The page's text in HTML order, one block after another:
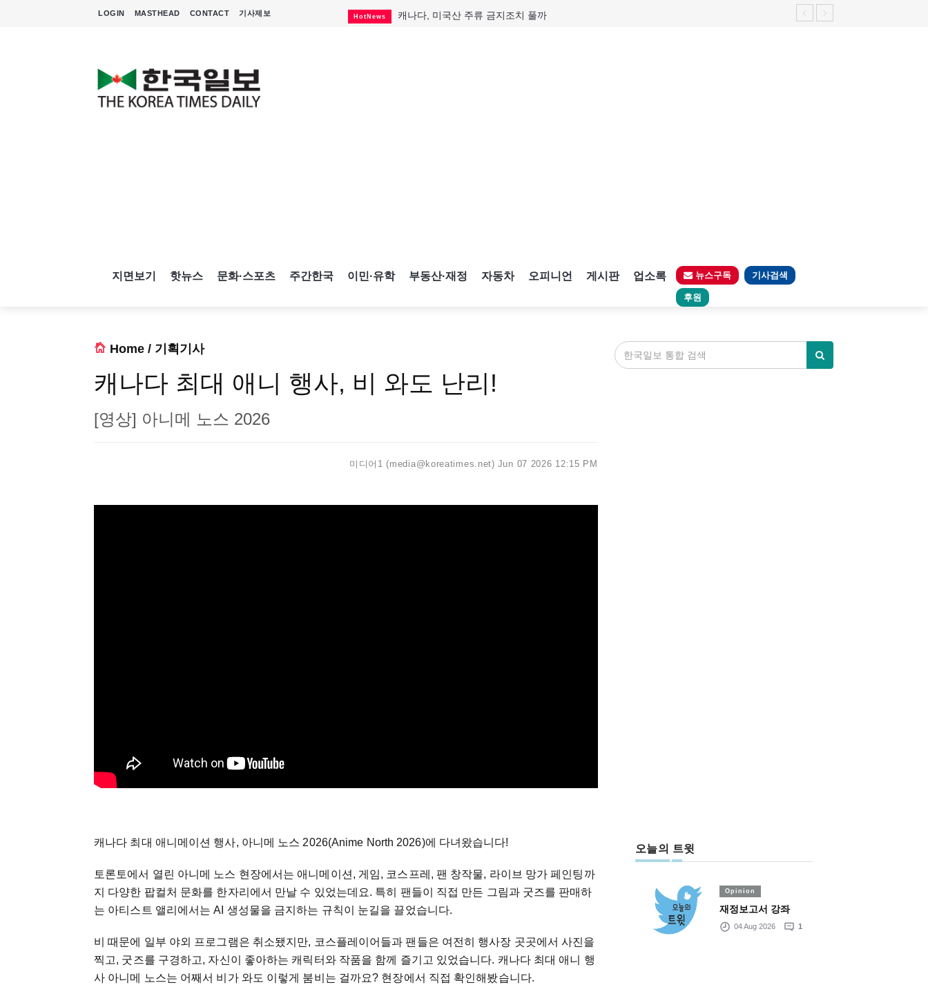
LOGIN MASTHEAD CONTACT 기사제보 HotNews 캐나다, 미국산 주류 금지조치 풀까
지면보기 핫뉴스 문화·스포츠 주간한국 이민·유학 부동산·재정 자동차 오피니언 게시판 업소록 뉴스구독 기사검색
후원
Home / 기획기사
캐나다 최대 애니 행사, 비 와도 난리!
[영상] 아니메 노스 2026
미디어1 (media@koreatimes.net) Jun 07 2026 12:15 PM
캐나다 최대 애니메이션 행사, 아니메 노스 2026(Anime North 2026)에 다녀왔습니다!
토론토에서 열린 아니메 노스 현장에서는 애니메이션, 게임, 코스프레, 팬 창작물, 라이브 망가 페인팅까
지 다양한 팝컬처 문화를 한자리에서 만날 수 있었는데요. 특히 팬들이 직접 만든 그림과 굿즈를 판매하
는 아티스트 앨리에서는 AI 생성물을 금지하는 규칙이 눈길을 끌었습니다.
비 때문에 일부 야외 프로그램은 취소됐지만, 코스플레이어들과 팬들은 여전히 행사장 곳곳에서 사진을
찍고, 굿즈를 구경하고, 자신이 좋아하는 캐릭터와 작품을 함께 즐기고 있었습니다. 캐나다 최대 애니 행
사 아니메 노스는 어째서 비가 와도 이렇게 붐비는 걸까요? 현장에서 직접 확인해봤습니다.
오늘의 트윗
Opinion
재정보고서 강좌
04 Aug 2026 1